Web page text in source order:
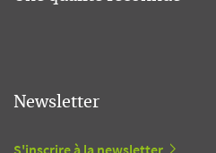
Newsletter